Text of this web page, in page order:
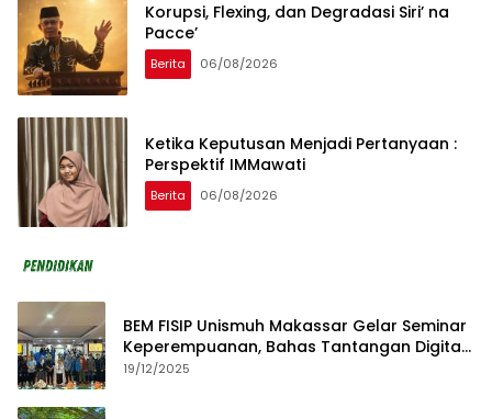
Korupsi, Flexing, dan Degradasi Siri’ na
Pacce’
Berita 06/08/2026
Ketika Keputusan Menjadi Pertanyaan :
Perspektif IMMawati
Berita 06/08/2026
BEM FISIP Unismuh Makassar Gelar Seminar
Keperempuanan, Bahas Tantangan Digital
dan Budaya Lokal
19/12/2025